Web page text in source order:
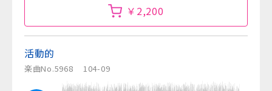
￥2,200
活動的
楽曲No.5968 104-09